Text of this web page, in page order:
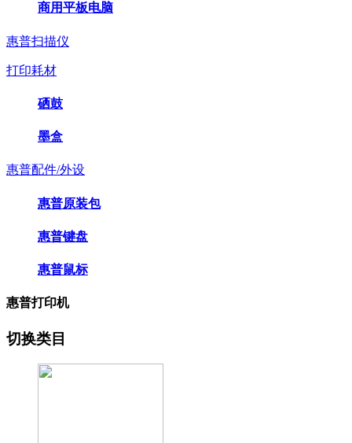
商用平板电脑
惠普扫描仪
打印耗材
硒鼓
墨盒
惠普配件/外设
惠普原装包
惠普键盘
惠普鼠标
惠普打印机
切换类目